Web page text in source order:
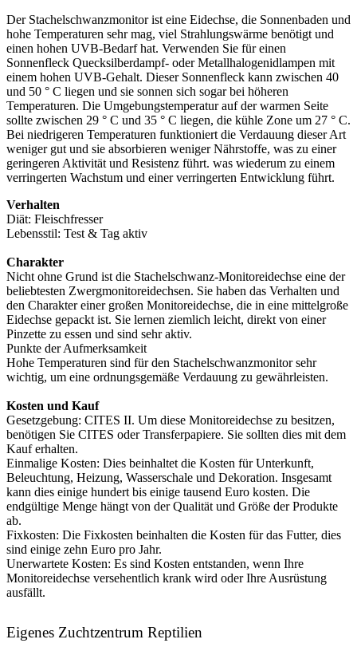
Der Stachelschwanzmonitor ist eine Eidechse, die Sonnenbaden und
hohe Temperaturen sehr mag, viel Strahlungswärme benötigt und
einen hohen UVB-Bedarf hat. Verwenden Sie für einen
Sonnenfleck Quecksilberdampf- oder Metallhalogenidlampen mit
einem hohen UVB-Gehalt. Dieser Sonnenfleck kann zwischen 40
und 50 ° C liegen und sie sonnen sich sogar bei höheren
Temperaturen. Die Umgebungstemperatur auf der warmen Seite
sollte zwischen 29 ° C und 35 ° C liegen, die kühle Zone um 27 ° C.
Bei niedrigeren Temperaturen funktioniert die Verdauung dieser Art
weniger gut und sie absorbieren weniger Nährstoffe, was zu einer
geringeren Aktivität und Resistenz führt. was wiederum zu einem
verringerten Wachstum und einer verringerten Entwicklung führt.
Verhalten
Diät: Fleischfresser
Lebensstil: Test & Tag aktiv
Charakter
Nicht ohne Grund ist die Stachelschwanz-Monitoreidechse eine der
beliebtesten Zwergmonitoreidechsen. Sie haben das Verhalten und
den Charakter einer großen Monitoreidechse, die in eine mittelgroße
Eidechse gepackt ist. Sie lernen ziemlich leicht, direkt von einer
Pinzette zu essen und sind sehr aktiv.
Punkte der Aufmerksamkeit
Hohe Temperaturen sind für den Stachelschwanzmonitor sehr
wichtig, um eine ordnungsgemäße Verdauung zu gewährleisten.
Kosten und Kauf
Gesetzgebung: CITES II. Um diese Monitoreidechse zu besitzen,
benötigen Sie CITES oder Transferpapiere. Sie sollten dies mit dem
Kauf erhalten.
Einmalige Kosten: Dies beinhaltet die Kosten für Unterkunft,
Beleuchtung, Heizung, Wasserschale und Dekoration. Insgesamt
kann dies einige hundert bis einige tausend Euro kosten. Die
endgültige Menge hängt von der Qualität und Größe der Produkte
ab.
Fixkosten: Die Fixkosten beinhalten die Kosten für das Futter, dies
sind einige zehn Euro pro Jahr.
Unerwartete Kosten: Es sind Kosten entstanden, wenn Ihre
Monitoreidechse versehentlich krank wird oder Ihre Ausrüstung
ausfällt.
Eigenes Zuchtzentrum Reptilien